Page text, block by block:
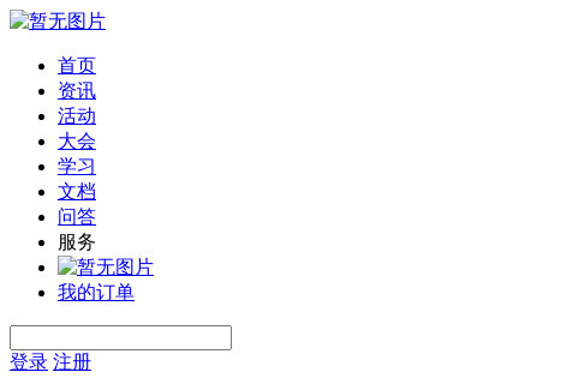
首页
资讯
活动
大会
学习
文档
问答
服务
我的订单
登录 注册